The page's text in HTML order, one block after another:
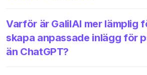
Varför är GalilAI mer lämplig
skapa anpassade inlägg för
än ChatGPT?